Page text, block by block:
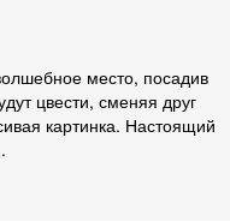
место, посадив
цвести, сменяя друг
картинка. Настоящий